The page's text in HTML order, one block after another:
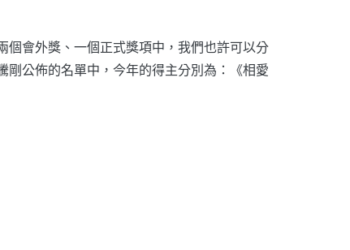
個會外獎、一個正式獎項中，我們也許可以分
公佈的名單中，今年的得主分別為：《相愛